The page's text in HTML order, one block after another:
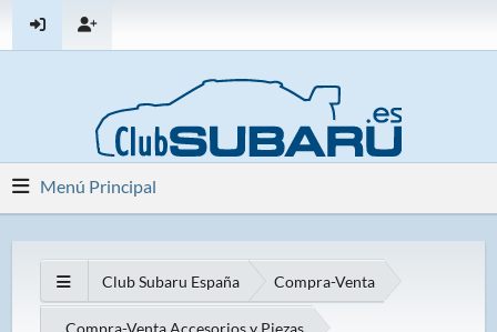
Menú Principal
Club Subaru España Compra-Venta
Compra-Venta Accesorios y Piezas